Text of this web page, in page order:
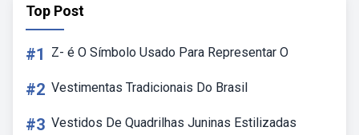
Top Post
#1 Z- é O Símbolo Usado Para Representar O
#2 Vestimentas Tradicionais Do Brasil
#3 Vestidos De Quadrilhas Juninas Estilizadas